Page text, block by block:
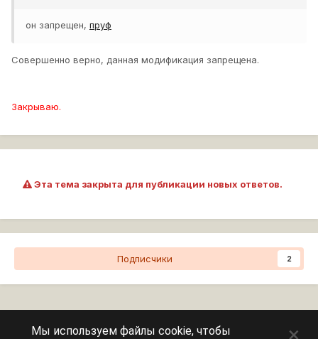
он запрещен, пруф
Совершенно верно, данная модификация запрещена.
Закрываю.
Эта тема закрыта для публикации новых ответов.
Подписчики 2
Мы используем файлы cookie, чтобы ×